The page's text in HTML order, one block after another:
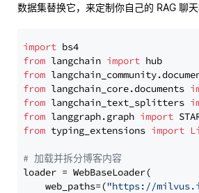
数据集替换它，来定制你自己的 RAG 聊天
import
from langchain import
from
from langchain_core.documents
from langchain_text_splitters
from langgraph.graph import
from typing_extensions import
# 加载并拆分博客内容
loader = WebBaseLoader(
    web_paths=(
"https://